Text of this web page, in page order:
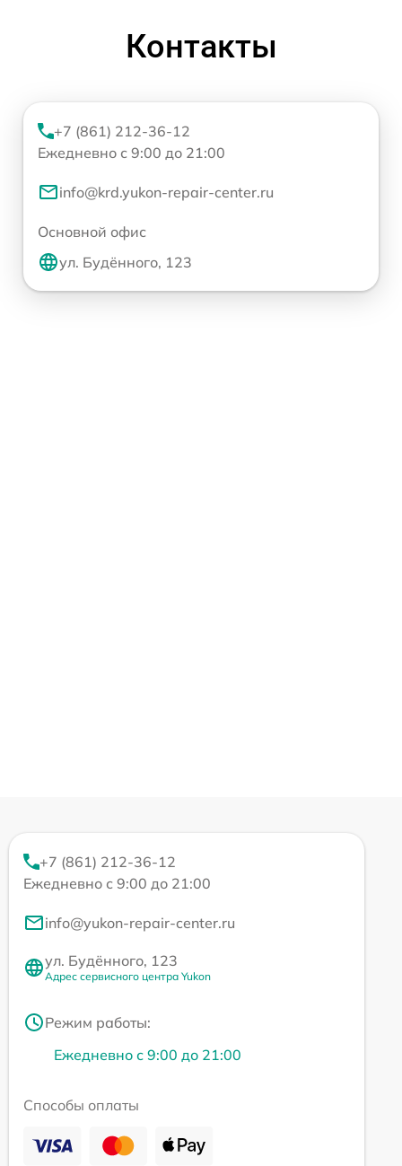
Контакты
+7 (861) 212-36-12
Ежедневно с 9:00 до 21:00
info@krd.yukon-repair-center.ru
Основной офис
ул. Будённого, 123
+7 (861) 212-36-12
Ежедневно с 9:00 до 21:00
info@yukon-repair-center.ru
ул. Будённого, 123
Адрес сервисного центра Yukon
Режим работы:
Ежедневно с 9:00 до 21:00
Способы оплаты